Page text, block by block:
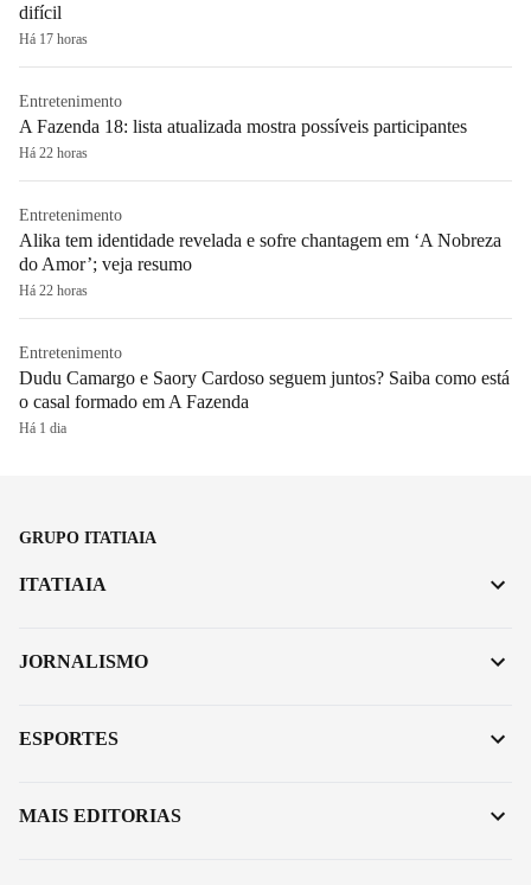
difícil
Há 17 horas
Entretenimento
A Fazenda 18: lista atualizada mostra possíveis participantes
Há 22 horas
Entretenimento
Alika tem identidade revelada e sofre chantagem em ‘A Nobreza
do Amor’; veja resumo
Há 22 horas
Entretenimento
Dudu Camargo e Saory Cardoso seguem juntos? Saiba como está
o casal formado em A Fazenda
Há 1 dia
GRUPO ITATIAIA
ITATIAIA
JORNALISMO
ESPORTES
MAIS EDITORIAS